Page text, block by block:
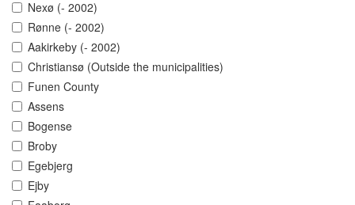
Nexø (- 2002)
Rønne (- 2002)
Aakirkeby (- 2002)
Christiansø (Outside the municipalities)
Funen County
Assens
Bogense
Broby
Egebjerg
Ejby